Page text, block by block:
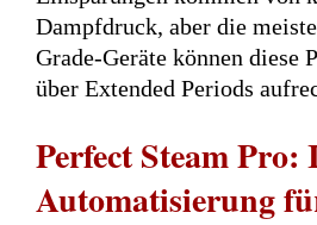
Dampfdruck, aber die
Grade-Geräte können diese
über Extended Periods
Perfect Steam
Automatisierung